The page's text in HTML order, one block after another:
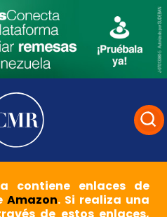
contiene enlaces de
Amazon. Si realiza una